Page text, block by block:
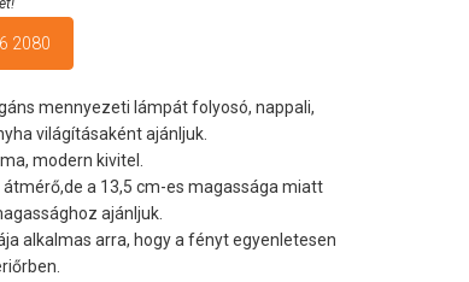
2080
mennyezeti lámpát folyosó, nappali,
világításaként ajánljuk.
modern kivitel.
átmérő,de a 13,5 cm-es magassága miatt
ajánljuk.
alkalmas arra, hogy a fényt egyenletesen